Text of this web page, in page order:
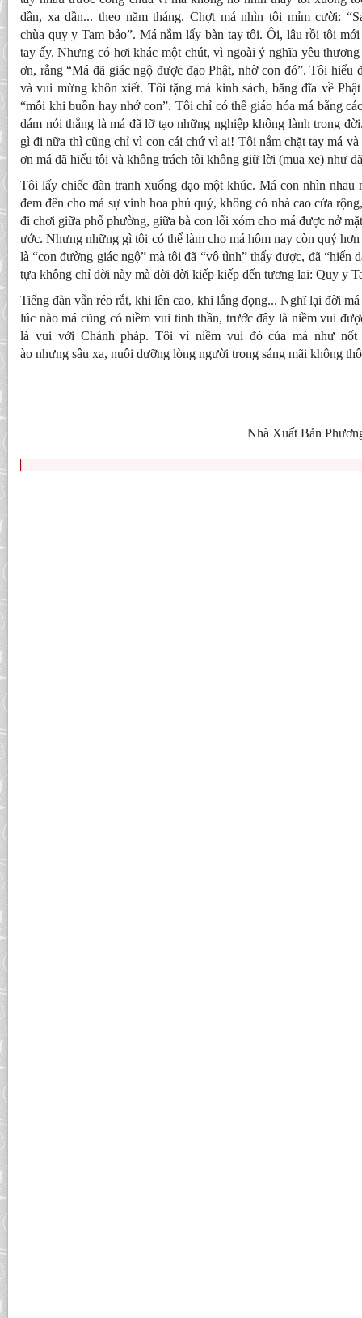
dần, xa dần... theo năm tháng. Chợt má nhìn tôi mỉm cười:
chùa quy y Tam bảo”. Má nắm lấy bàn tay tôi. Ôi, lâu rồi tôi
tay ấy. Nhưng có hơi khác một chút, vì ngoài ý nghĩa yêu
ơn, rằng “Má đã giác ngộ được đạo Phật, nhờ con đó”. Tôi hiểu
và vui mừng khôn xiết. Tôi tặng má kinh sách, băng đĩa về
“mỗi khi buồn hay nhớ con”. Tôi chỉ có thể giáo hóa má bằng
dám nói thẳng là má đã lỡ tạo những nghiệp không lành trong
gì đi nữa thì cũng chỉ vì con cái chứ vì ai! Tôi nắm chặt tay má
ơn má đã hiểu tôi và không trách tôi không giữ lời (mua xe) như
Tôi lấy chiếc đàn tranh xuống dạo một khúc. Má con nhìn
đem đến cho má sự vinh hoa phú quý, không có nhà cao cửa
đi chơi giữa phố phường, giữa bà con lối xóm cho má được nở
ước. Nhưng những gì tôi có thể làm cho má hôm nay còn quý
là “con đường giác ngộ” mà tôi đã “vô tình” thấy được, đã “hiến
tựa không chỉ đời này mà đời đời kiếp kiếp đến tương lai: Quy y
Tiếng đàn vẫn réo rắt, khi lên cao, khi lắng đọng... Nghĩ lại đời
lúc nào má cũng có niềm vui tinh thần, trước đây là niềm vui
là vui với Chánh pháp. Tôi ví niềm vui đó của má như nốt
ào nhưng sâu xa, nuôi dưỡng lòng người trong sáng mãi không
Nhà Xuất Bản